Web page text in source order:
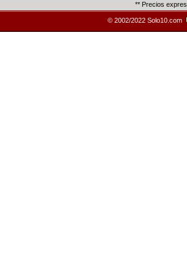
** Precios
© 2002/2022 Solo10.com